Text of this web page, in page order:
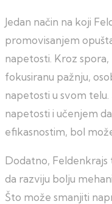
Jedan način na koji
promovisanjem
napetosti. Kroz
fokusiranu pažnju,
napetosti u svom
napetosti i učenjem
efikasnostim, bol
Dodatno,
da razviju bolju
Što može smanjiti